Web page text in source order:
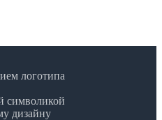
логотипа
символикой
дизайну